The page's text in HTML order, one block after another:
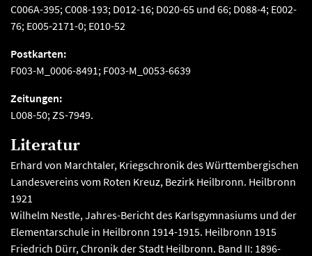
C006A-395; C008-193; D012-16; D020-65 und 66; D088-4; E002-
76; E005-2171-0; E010-52
Postkarten:
F003-M_0006-8491; F003-M_0053-6639
Zeitungen:
L008-50; ZS-7949.
Literatur
Erhard von Marchtaler, Kriegschronik des Württembergischen
Landesvereins vom Roten Kreuz, Bezirk Heilbronn. Heilbronn
1921
Wilhelm Nestle, Jahres-Bericht des Karlsgymnasiums und der
Elementarschule in Heilbronn 1914-1915. Heilbronn 1915
Friedrich Dürr, Chronik der Stadt Heilbronn. Band II: 1896-